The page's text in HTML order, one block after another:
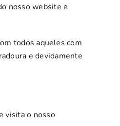
nosso website e
todos aqueles com
e devidamente
visita o nosso